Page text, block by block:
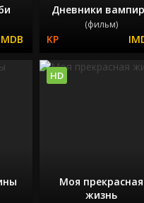
Дневники
(фильм)
Моя прекрасная
жизнь
HD